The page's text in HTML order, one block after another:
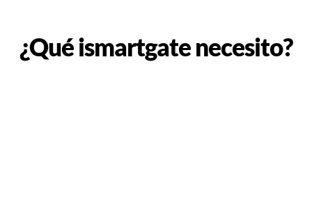
¿Qué ismartgate necesito?